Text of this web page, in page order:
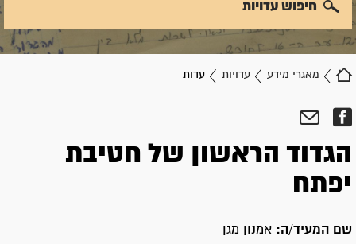
מאגרי מידע עדויות עדות
חיפוש עדויות
הגדוד הראשון של חטיבת
יפתח
שם המעיד/ה: אמנון מגן